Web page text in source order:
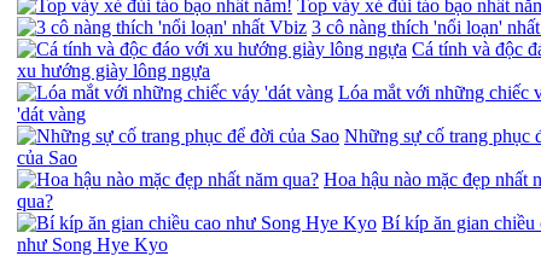
Top váy xẻ đùi táo bạo nhất
3 cô nàng thích 'nổi loạn'
Cá tính và độc
xu hướng giày lông ngựa
Lóa mắt với những chiếc
'dát vàng
Những sự cố trang phục
của Sao
Hoa hậu nào mặc đẹp nhất
qua?
Bí kíp ăn gian chiều
như Song Hye Kyo